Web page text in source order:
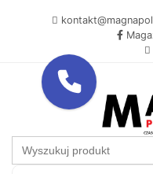
Search
for: